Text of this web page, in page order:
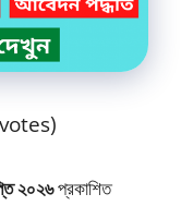
২০২৬প্রকাশিত